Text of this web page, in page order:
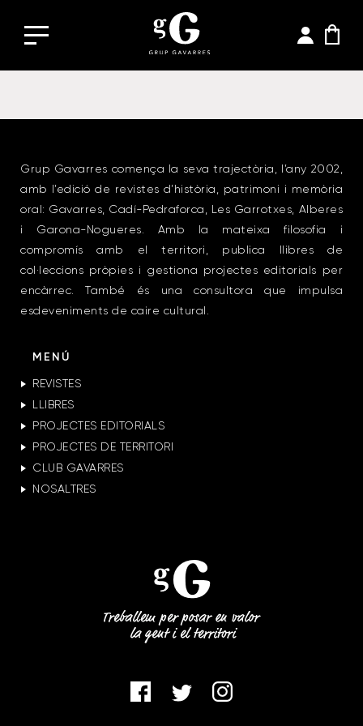
Grup Gavarres comença la seva trajectòria, l’any 2002,
amb l’edició de revistes d’història, patrimoni i memòria
oral: Gavarres, Cadí-Pedraforca, Les Garrotxes, Alberes
i Garona-Nogueres. Amb la mateixa filosofia i
compromís amb el territori, publica llibres de
col·leccions pròpies i gestiona projectes editorials per
encàrrec. També és una consultora que impulsa
esdeveniments de caire cultural.
MENÚ
REVISTES
LLIBRES
PROJECTES EDITORIALS
PROJECTES DE TERRITORI
CLUB GAVARRES
NOSALTRES